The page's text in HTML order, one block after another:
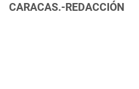
CARACAS.-REDACCIÓN